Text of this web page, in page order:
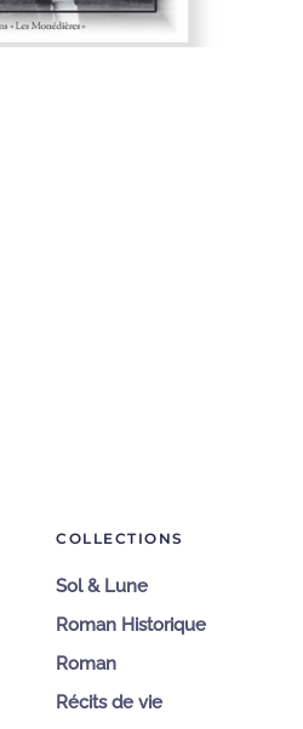
COLLECTIONS
Sol & Lune
Roman Historique
Roman
Récits de vie